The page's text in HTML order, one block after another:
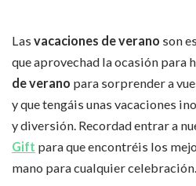
Las vacaciones de verano son
que aprovechad la ocasión para
de verano para sorprender a
y que tengáis unas vacaciones
y diversión. Recordad entrar a
Gift para que encontréis los
mano para cualquier celebración.